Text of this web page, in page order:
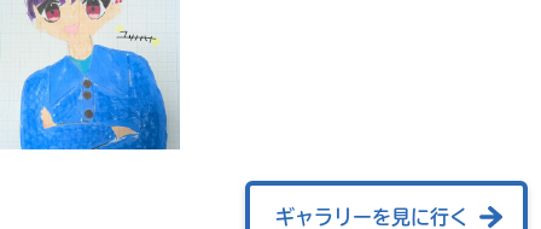
ギャラリーを見に行く